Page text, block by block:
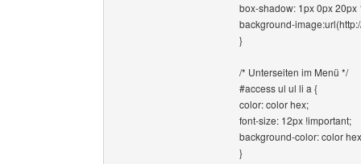
box-shadow: 1px 0px 20px
background-
}
/* Unterseiten im Menü */
#access ul ul li a {
color: color hex;
font-size: 12px !important;
background-color: color
}